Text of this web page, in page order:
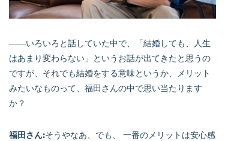
――いろいろと話していた中で、「結婚しても、人生
はあまり変わらない」というお話が出てきたと思うの
ですが、それでも結婚をする意味というか、メリット
みたいなものって、福田さんの中で思い当たります
か？
福田さん:そうやなあ、でも、 一番のメリットは安心感